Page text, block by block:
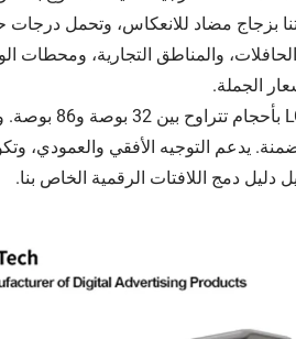
الجملة.
وسائط مضمنة. يدعم التوجيه الأفقي
دليل دمج اللافتات الرقمية الخاص بنا.